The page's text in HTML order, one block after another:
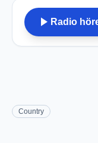
play_arrow Radio
Country